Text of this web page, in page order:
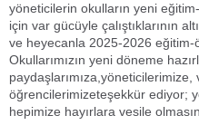
yöneticilerin okulların yeni
için var gücüyle çalıştıklarının
ve heyecanla 2025-2026 eğitim-
Okullarımızın yeni döneme
öğrencilerimizeteşekkür ediyor;
hepimize hayırlara vesile